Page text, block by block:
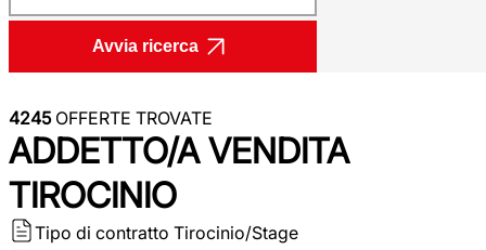
Avvia ricerca
4245OFFERTE TROVATE
ADDETTO/A VENDITA
TIROCINIO
Tipo di contratto Tirocinio/Stage